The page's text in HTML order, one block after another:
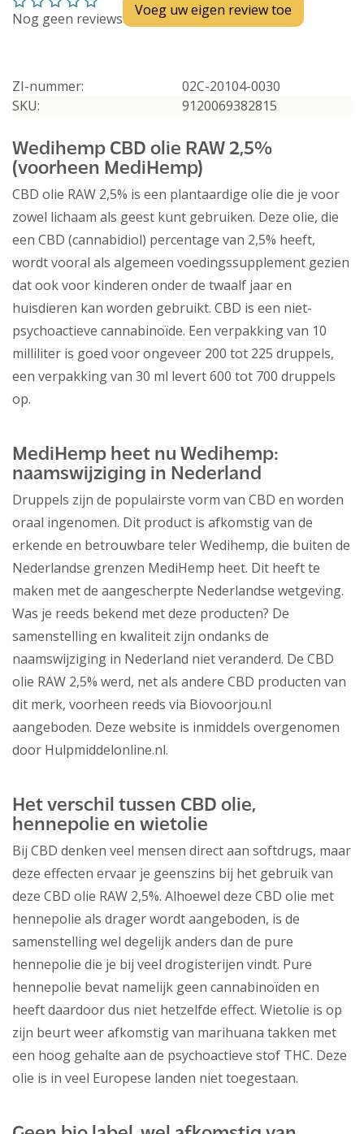
Nog geen reviews Voeg uw eigen review toe
ZI-nummer:
02C-20104-0030
SKU:
9120069382815
Wedihemp CBD olie RAW 2,5%
(voorheen MediHemp)
CBD olie RAW 2,5% is een plantaardige olie die je voor
zowel lichaam als geest kunt gebruiken. Deze olie, die
een CBD (cannabidiol) percentage van 2,5% heeft,
wordt vooral als algemeen voedingssupplement gezien
dat ook voor kinderen onder de twaalf jaar en
huisdieren kan worden gebruikt. CBD is een niet-
psychoactieve cannabinoïde. Een verpakking van 10
milliliter is goed voor ongeveer 200 tot 225 druppels,
een verpakking van 30 ml levert 600 tot 700 druppels
op.
MediHemp heet nu Wedihemp:
naamswijziging in Nederland
Druppels zijn de populairste vorm van CBD en worden
oraal ingenomen. Dit product is afkomstig van de
erkende en betrouwbare teler Wedihemp, die buiten de
Nederlandse grenzen MediHemp heet. Dit heeft te
maken met de aangescherpte Nederlandse wetgeving.
Was je reeds bekend met deze producten? De
samenstelling en kwaliteit zijn ondanks de
naamswijziging in Nederland niet veranderd. De CBD
olie RAW 2,5% werd, net als andere CBD producten van
dit merk, voorheen reeds via Biovoorjou.nl
aangeboden. Deze website is inmiddels overgenomen
door Hulpmiddelonline.nl.
Het verschil tussen CBD olie,
hennepolie en wietolie
Bij CBD denken veel mensen direct aan softdrugs, maar
deze effecten ervaar je geenszins bij het gebruik van
deze CBD olie RAW 2,5%. Alhoewel deze CBD olie met
hennepolie als drager wordt aangeboden, is de
samenstelling wel degelijk anders dan de pure
hennepolie die je bij veel drogisterijen vindt. Pure
hennepolie bevat namelijk geen cannabinoïden en
heeft daardoor dus niet hetzelfde effect. Wietolie is op
zijn beurt weer afkomstig van marihuana takken met
een hoog gehalte aan de psychoactieve stof THC. Deze
olie is in veel Europese landen niet toegestaan.